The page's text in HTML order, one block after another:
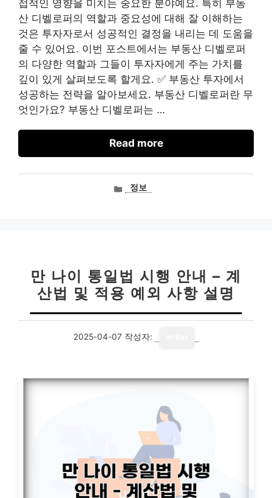
접적인 영향을 미치는 중요한 분야예요. 특히 부동
산 디벨로퍼의 역할과 중요성에 대해 잘 이해하는
것은 투자자로서 성공적인 결정을 내리는 데 도움을
줄 수 있어요. 이번 포스트에서는 부동산 디벨로퍼
의 다양한 역할과 그들이 투자자에게 주는 가치를
깊이 있게 살펴보도록 할게요. ✅ 부동산 투자에서
성공하는 전략을 알아보세요. 부동산 디벨로퍼란 무
엇인가요? 부동산 디벨로퍼는 …
Read more
카정보
만 나이 통일법 시행 안내 – 계
산법 및 적용 예외 사항 설명
2025-04-07 작성자: